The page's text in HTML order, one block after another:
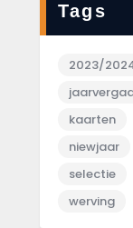
Tags
2023/
kaarten
niewjaar
selectie
werving